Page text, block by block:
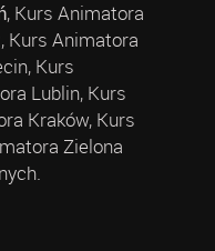
Kurs Animatora
Kurs Animatora
Kurs
Lublin, Kurs
Kraków, Kurs
Zielona